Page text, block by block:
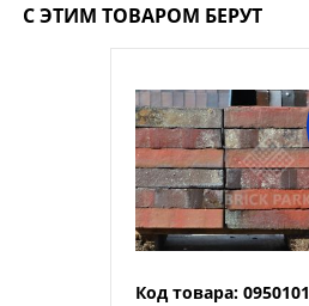
С ЭТИМ ТОВАРОМ БЕРУТ
Код товара: